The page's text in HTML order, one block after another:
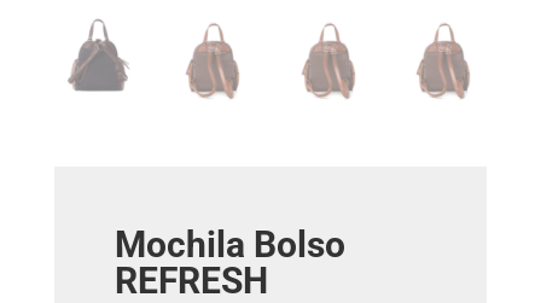
Mochila Bolso
REFRESH